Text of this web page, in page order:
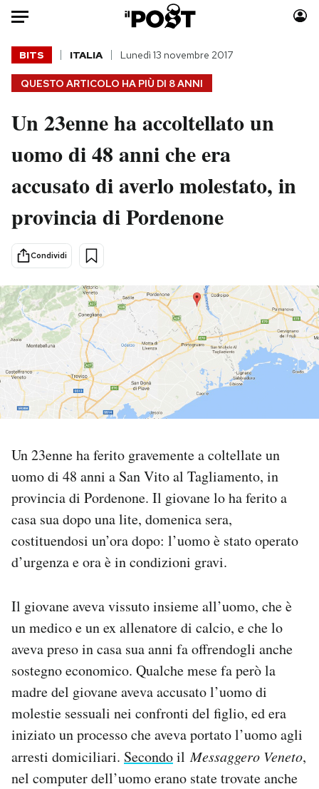
Auto
HOME
Italia
Politica
Tecnologia
Scienza
Cultura
Economia
Sport
Moda
Consumismi
Storie/Idee
Media
Mondiali calcio 2026
PODCAST
NEWSLETTER
CALENDARIO
Area Personale
Newsletter
Notifiche mobile
Regala il Post
Hai bisogno di aiuto?
QUESTO ARTICOLO HA PIÙ DI 8 ANNI
BITS ITALIA Lunedì 13 novembre 2017
Un 23enne ha accoltellato un
uomo di 48 anni che era
accusato di averlo molestato, in
provincia di Pordenone
Condividi
Un 23enne ha ferito gravemente a coltellate un
uomo di 48 anni a San Vito al Tagliamento, in
provincia di Pordenone. Il giovane lo ha ferito a
casa sua dopo una lite, domenica sera,
costituendosi un’ora dopo: l’uomo è stato operato
d’urgenza e ora è in condizioni gravi.
Il giovane aveva vissuto insieme all’uomo, che è
un medico e un ex allenatore di calcio, e che lo
aveva preso in casa sua anni fa offrendogli anche
sostegno economico. Qualche mese fa però la
madre del giovane aveva accusato l’uomo di
molestie sessuali nei confronti del figlio, ed era
iniziato un processo che aveva portato l’uomo agli
arresti domiciliari. SecondoilMessaggero Veneto,
nel computer dell’uomo erano state trovate anche